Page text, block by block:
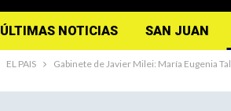
ÚLTIMAS NOTICIAS SAN JUAN
EL PAIS Gabinete de Javier Milei: María Eugenia